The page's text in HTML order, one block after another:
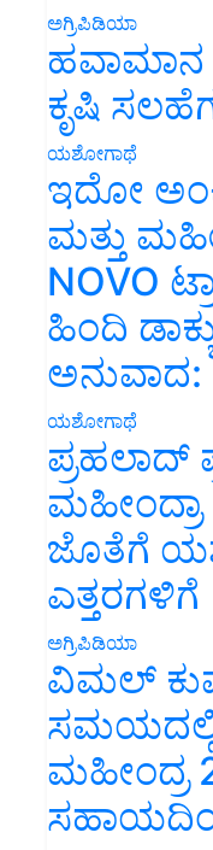
ಅಗ್ರಿಪಿಡಿಯಾ
ಹವಾಮಾನ
ಕೃಷಿ
ಯಶೋಗಾಥೆ
ಇದೋ
ಮತ್ತು
NOVO
ಹಿಂದಿ
ಅನುವಾದ:
ಯಶೋಗಾಥೆ
ಪ್ರಹಲಾದ್
ಮಹೀಂದ್ರಾ
ಜೊತೆಗೆ
ಎತ್ತರಗಳಿಗೆ
ಅಗ್ರಿಪಿಡಿಯಾ
ವಿಮಲ್
ಸಮಯದಲ್ಲಿ
ಮಹೀಂದ್ರ